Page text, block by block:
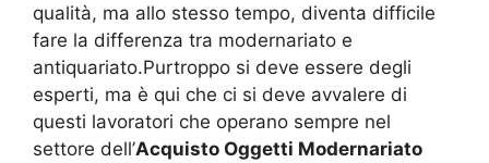
qualità, ma allo stesso tempo, diventa difficile
fare la differenza tra modernariato e
antiquariato.Purtroppo si deve essere degli
esperti, ma è qui che ci si deve avvalere di
questi lavoratori che operano sempre nel
settore dell’Acquisto Oggetti Modernariato